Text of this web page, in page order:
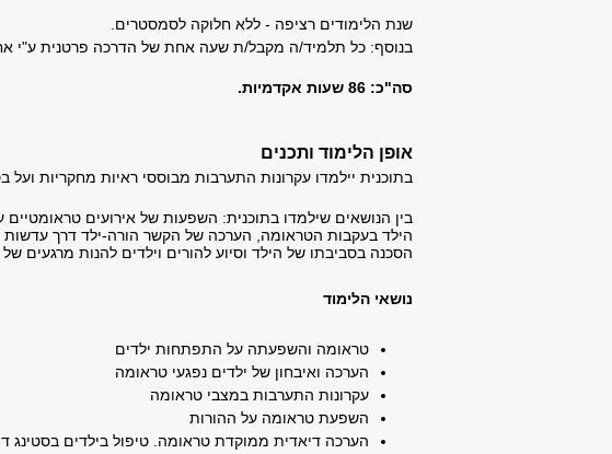
שנת הלימודים רציפה - ללא חלוקה לסמסטרים.
בנוסף: כל תלמיד/ה מקבל/ת שעה אחת של הדרכה פרטנית ע"י
סה"כ: 86 שעות אקדמיות.
אופן הלימוד ותכנים
בתוכנית יילמדו עקרונות התערבות מבוססי ראיות מחקריות
בין הנושאים שילמדו בתוכנית: השפעות של אירועים
הילד בעקבות הטראומה, הערכה של הקשר הורה-ילד דרך
הסכנה בסביבתו של הילד וסיוע להורים וילדים להנות מרגעים
נושאי הלימוד
טראומה והשפעתה על התפתחות ילדים
הערכה ואיבחון של ילדים נפגעי טראומה
עקרונות התערבות במצבי טראומה
השפעת טראומה על ההורות
הערכה דיאדית ממוקדת טראומה. טיפול בילדים בסטינג